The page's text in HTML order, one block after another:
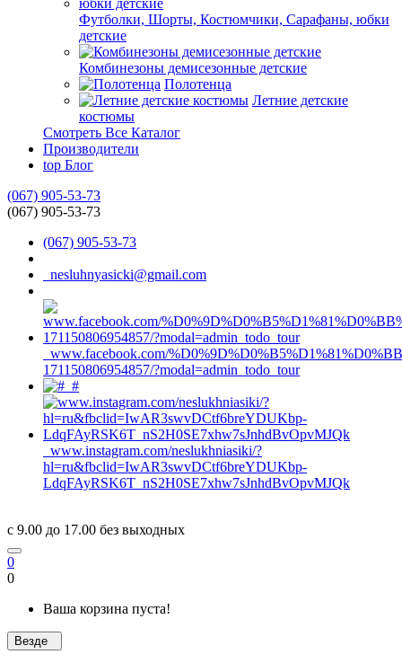
Футболки, Шорты, Костюмчики, Сарафаны, юбки
детские
Комбинезоны демисезонные детские
Полотенца
Летние детские
костюмы
Смотреть Все Каталог
Производители
top Блог
(067) 905-53-73
(067) 905-53-73
(067) 905-53-73
nesluhnyasicki@gmail.com
www.facebook.com/
171150806954857/?modal=admin_todo_tour
#
www.instagram.com/neslukhniasiki/?
hl=ru&fbclid=IwAR3swvDCtf6breYDUKbp-
LdqFAyRSK6T_nS2H0SE7xhw7sJnhdBvOpvMJQk
c 9.00 до 17.00 без выходных
0
0
Ваша корзина пуста!
Везде